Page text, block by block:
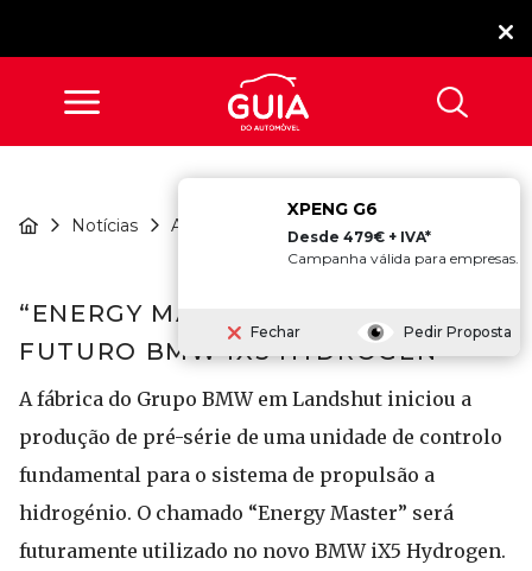
Notícias Atualidade
“Energy Master”: O
Cérebro Do ...
“ENERGY MASTER”: O CÉREBRO DO
FUTURO BMW IX5 HYDROGEN
A fábrica do Grupo BMW em Landshut iniciou a
produção de pré-série de uma unidade de controlo
fundamental para o sistema de propulsão a
hidrogénio. O chamado “Energy Master” será
futuramente utilizado no novo BMW iX5 Hydrogen.
XPENG G6
Desde 479€ + IVA*
Campanha válida para empresas.
Fechar Pedir Proposta